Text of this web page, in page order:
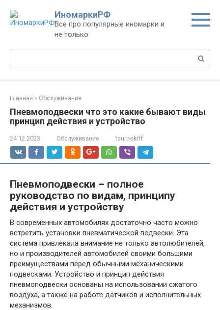
контенту
ИномаркиРФ
Все про популярные иномарки и
не только
Поиск:
Главная » Обслуживание
Пневмоподвески что это какие бывают виды
принцип действия и устройство
24.12.2023 Обслуживание tauroskiff
Пневмоподвески – полное
руководство по видам, принципу
действия и устройству
В современных автомобилях достаточно часто можно
встретить установки пневматической подвески. Эта
система привлекала внимание не только автолюбителей,
но и производителей автомобилей своими большими
преимуществами перед обычными механическими
подвесками. Устройство и принцип действия
пневмоподвески основаны на использовании сжатого
воздуха, а также на работе датчиков и исполнительных
механизмов.